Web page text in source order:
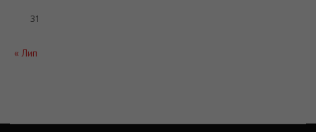
« Лип
31